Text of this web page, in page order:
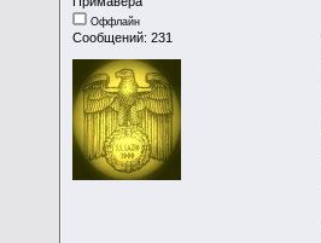
Оффлайн
Сообщений: 231